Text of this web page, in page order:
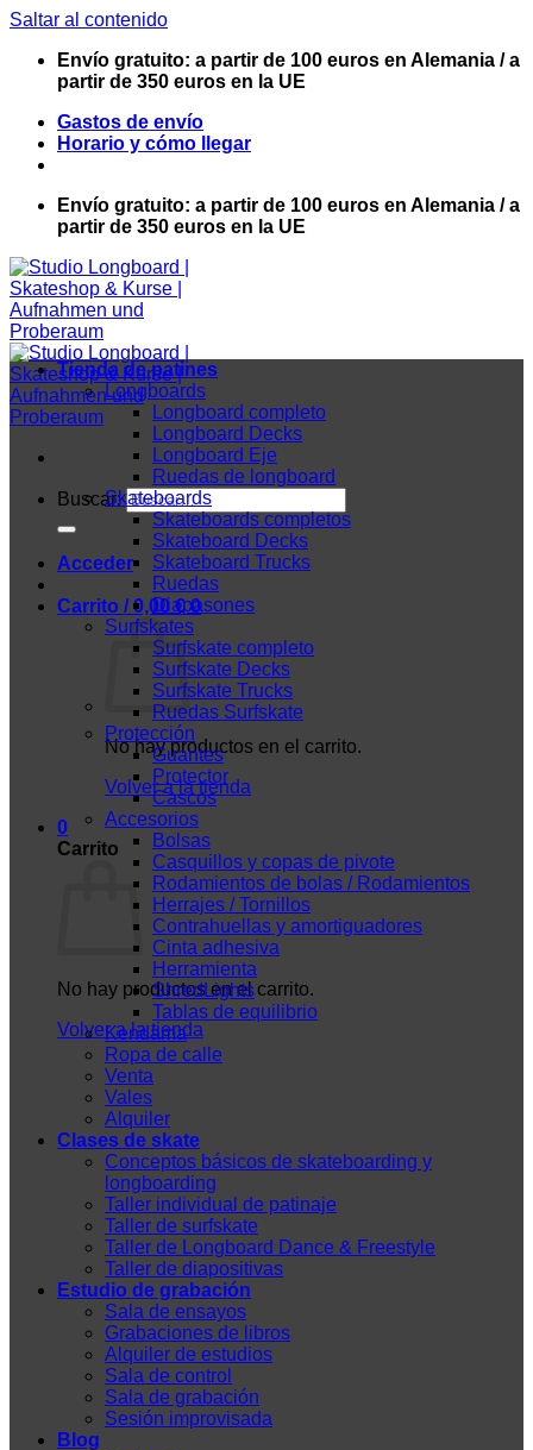
Saltar al contenido
Envío gratuito: a partir de 100 euros en Alemania / a
partir de 350 euros en la UE
Gastos de envío
Horario y cómo llegar
Envío gratuito: a partir de 100 euros en Alemania / a
partir de 350 euros en la UE
Buscar:
Acceder
Carrito /0,00€ 0
No hay productos en el carrito.
Volver a la tienda
0
Carrito
No hay productos en el carrito.
Volver a la tienda
Tienda de patines
Longboards
Longboard completo
Longboard Decks
Longboard Eje
Ruedas de longboard
Skateboards
Skateboards completos
Skateboard Decks
Skateboard Trucks
Ruedas
Diapasones
Surfskates
Surfskate completo
Surfskate Decks
Surfskate Trucks
Ruedas Surfskate
Protección
Guantes
Protector
Cascos
Accesorios
Bolsas
Casquillos y copas de pivote
Rodamientos de bolas / Rodamientos
Herrajes / Tornillos
Contrahuellas y amortiguadores
Cinta adhesiva
Herramienta
ShredLights
Tablas de equilibrio
Kendama
Ropa de calle
Venta
Vales
Alquiler
Clases de skate
Conceptos básicos de skateboarding y
longboarding
Taller individual de patinaje
Taller de surfskate
Taller de Longboard Dance & Freestyle
Taller de diapositivas
Estudio de grabación
Sala de ensayos
Grabaciones de libros
Alquiler de estudios
Sala de control
Sala de grabación
Sesión improvisada
Blog